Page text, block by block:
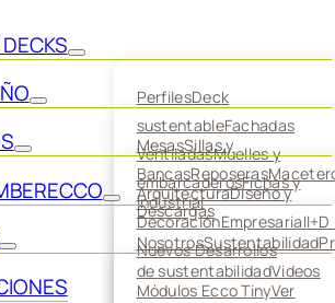
PerfilesDeck
sustentableFachadas
VentiladasMuelles y
embarcaderosFichas y
Descargas
MesasSillas y
BancasReposeras
Industrial
ArquitecturaDIseño y
DecoraciónEmpresarial
Nuevos Desarrollos
NosotrosSustentabilidad
de sustentabilidadVideos
Módulos Ecco TinyVer